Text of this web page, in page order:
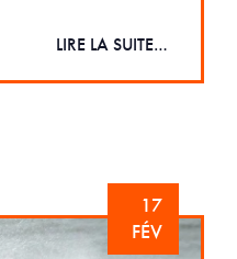
LIRE LA SUITE…
17
FÉV